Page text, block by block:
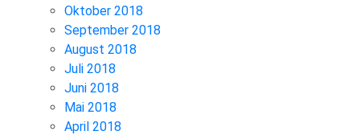
Oktober 2018
September 2018
August 2018
Juli 2018
Juni 2018
Mai 2018
April 2018